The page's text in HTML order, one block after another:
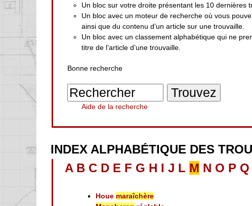
Un bloc sur votre droite présentant les 10 dernières
Un bloc avec un moteur de recherche où vous
ainsi que du contenu d’un article sur une trouvaille.
Un bloc avec un classement alphabétique qui ne
titre de l’article d’une trouvaille.
Bonne recherche
Aide de la recherche
INDEX ALPHABÉTIQUE DES
A B C D E F G H I J L M N O P Q
Houe maraîchère